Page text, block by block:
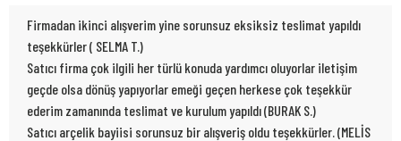
Firmadan ikinci alışverim yine sorunsuz eksiksiz teslimat yapıldı
teşekkürler ( SELMA T.)
Satıcı firma çok ilgili her türlü konuda yardımcı oluyorlar iletişim
geçde olsa dönüş yapıyorlar emeği geçen herkese çok teşekkür
ederim zamanında teslimat ve kurulum yapıldı (BURAK S.)
Satıcı arçelik bayiisi sorunsuz bir alışveriş oldu teşekkürler. (MELİS